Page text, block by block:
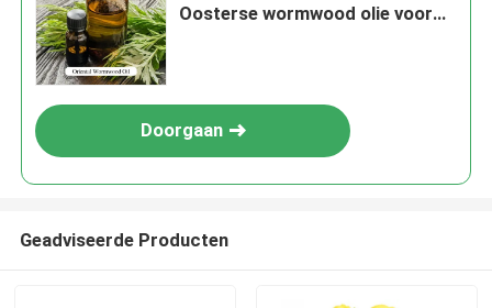
Oosterse wormwood olie voor
Doorgaan
Geadviseerde Producten